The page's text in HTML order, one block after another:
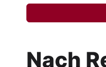
Finanz-
Nach